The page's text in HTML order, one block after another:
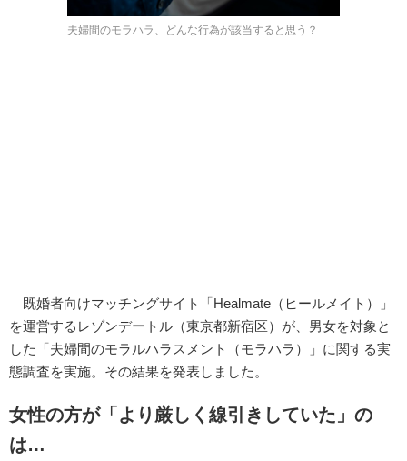
夫婦間のモラハラ、どんな行為が該当すると思う？
既婚者向けマッチングサイト「Healmate（ヒールメイト）」
を運営するレゾンデートル（東京都新宿区）が、男女を対象と
した「夫婦間のモラルハラスメント（モラハラ）」に関する実
態調査を実施。その結果を発表しました。
女性の方が「より厳しく線引きしていた」の
は…